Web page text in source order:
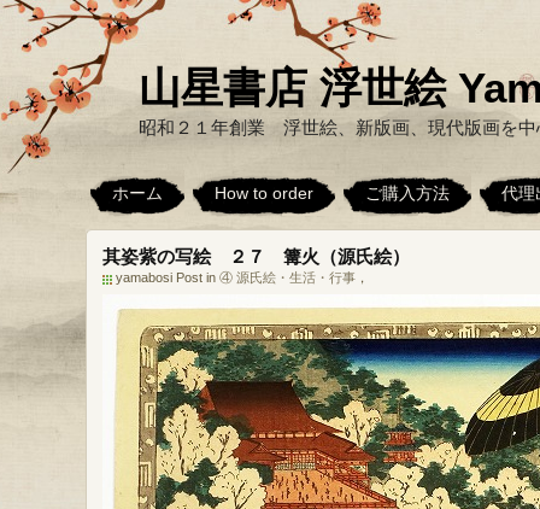
山星書店 浮世絵
昭和２１年創業 浮世絵、新版画、現代版画を
ホーム How to order ご購入方法 代理
其姿紫の写絵 ２７ 篝火（源氏絵）
yamabosi Post in ④ 源氏絵・生活・行事 ，